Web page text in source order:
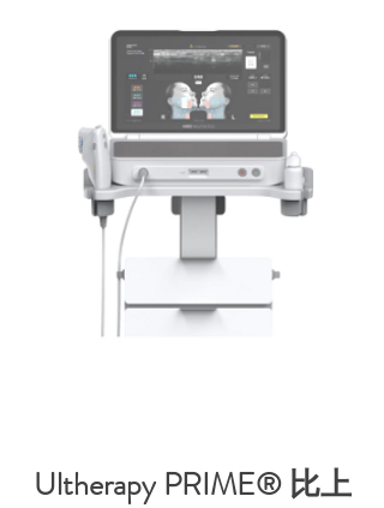
Ultherapy PRIME® 比上